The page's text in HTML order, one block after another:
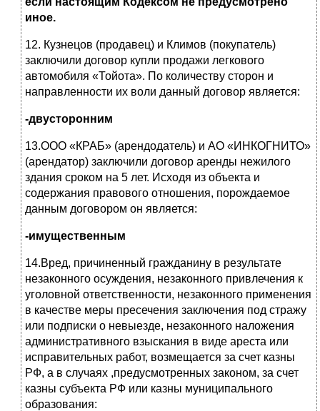
иное.
12. Кузнецов (продавец) и Климов (покупатель)
заключили договор купли продажи легкового
автомобиля «Тойота». По количеству сторон и
направленности их воли данный договор является:
-двусторонним
13.ООО «КРАБ» (арендодатель) и АО «ИНКОГНИТО»
(арендатор) заключили договор аренды нежилого
здания сроком на 5 лет. Исходя из объекта и
содержания правового отношения, порождаемое
данным договором он является:
-имущественным
14.Вред, причиненный гражданину в результате
незаконного осуждения, незаконного привлечения к
уголовной ответственности, незаконного применения
в качестве меры пресечения заключения под стражу
или подписки о невыезде, незаконного наложения
административного взыскания в виде ареста или
исправительных работ, возмещается за счет казны
РФ, а в случаях ,предусмотренных законом, за счет
казны субъекта РФ или казны муниципального
образования: